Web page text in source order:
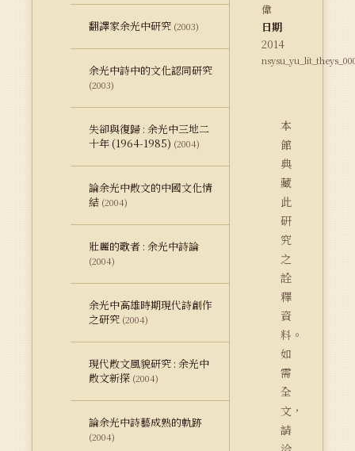
翻譯家余光中研究 (2003)
余光中詩中的文化認同研究
(2003)
失卻與復歸 : 余光中三地二
十年 (1964-1985) (2004)
論余光中散文的中國文化情
結 (2004)
壯麗的歌者 : 余光中詩論
(2004)
余光中高雄時期現代詩創作
之研究 (2004)
現代散文風貌研究 : 余光中
散文新探 (2004)
論余光中詩藝成熟的軌跡
(2004)
偉
日期
2014
本
館
典
藏
此
研
究
之
詮
釋
資
料。
如
需
全
文，
請